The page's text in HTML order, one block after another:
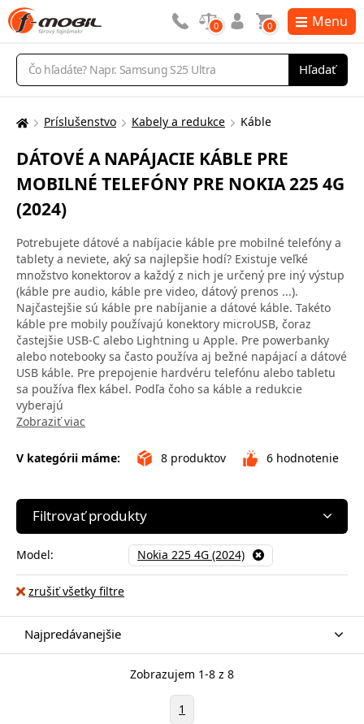
Vyhľadávanie
Hľadať
0 0 Menu
Tu
nachádzate:
Príslušenstvo Kabely a redukce Káble
DÁTOVÉ A NAPÁJACIE KÁBLE PRE
MOBILNÉ TELEFÓNY PRE NOKIA 225 4G
(2024)
Potrebujete dátové a nabíjacie káble pre mobilné telefóny a
tablety a neviete, aký sa najlepšie hodí? Existuje veľké
množstvo konektorov a každý z nich je určený pre iný výstup
(káble pre audio, káble pre video, dátový prenos ...).
Najčastejšie sú káble pre nabíjanie a dátové káble. Takéto
káble pre mobily používajú konektory microUSB, čoraz
častejšie USB-C alebo Lightning u Apple. Pre powerbanky
alebo notebooky sa často používa aj bežné napájací a dátové
USB káble. Pre prepojenie hardvéru telefónu alebo tabletu
sa používa flex kábel. Podľa čoho sa káble a redukcie
vyberajú
Zobraziť viac
V kategórii máme: 8 produktov 6 hodnotenie
Filtrovať produkty
Model: Nokia 225 4G (2024)
zrušiť všetky filtre
Najpredávanejšie
Zobrazujem 1-8 z 8
1